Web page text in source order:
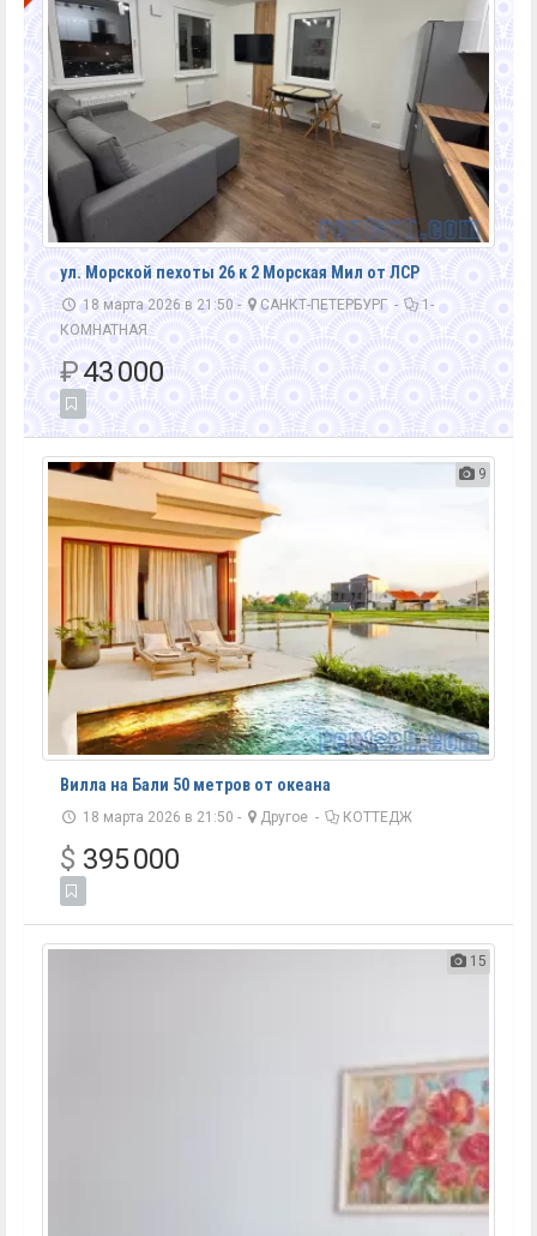
ул. Морской пехоты 26 к 2 Морская Мил от ЛСР
18 марта 2026 в 21:50 - САНКТ-ПЕТЕРБУРГ -
1-
КОМНАТНАЯ
₽43 000
9
Вилла на Бали 50 метров от океана
18 марта 2026 в 21:50 - Другое - КОТТЕДЖ
$ 395 000
15